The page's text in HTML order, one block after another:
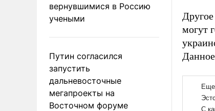
вернувшимися в Россию
учеными
Путин согласился
запустить
дальневосточные
мегапроекты на
Восточном форуме
могут